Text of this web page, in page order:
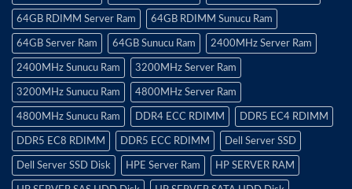
64GB RDIMM Server Ram 64GB RDIMM Sunucu Ram
64GB Server Ram 64GB Sunucu Ram 2400MHz Server Ram
2400MHz Sunucu Ram 3200MHz Server Ram
3200MHz Sunucu Ram 4800MHz Server Ram
4800MHz Sunucu Ram DDR4 ECC RDIMM DDR5 EC4 RDIMM
DDR5 EC8 RDIMM DDR5 ECC RDIMM Dell Server SSD
Dell Server SSD Disk HPE Server Ram HP SERVER RAM